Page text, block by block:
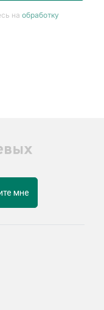
наобработку
мне